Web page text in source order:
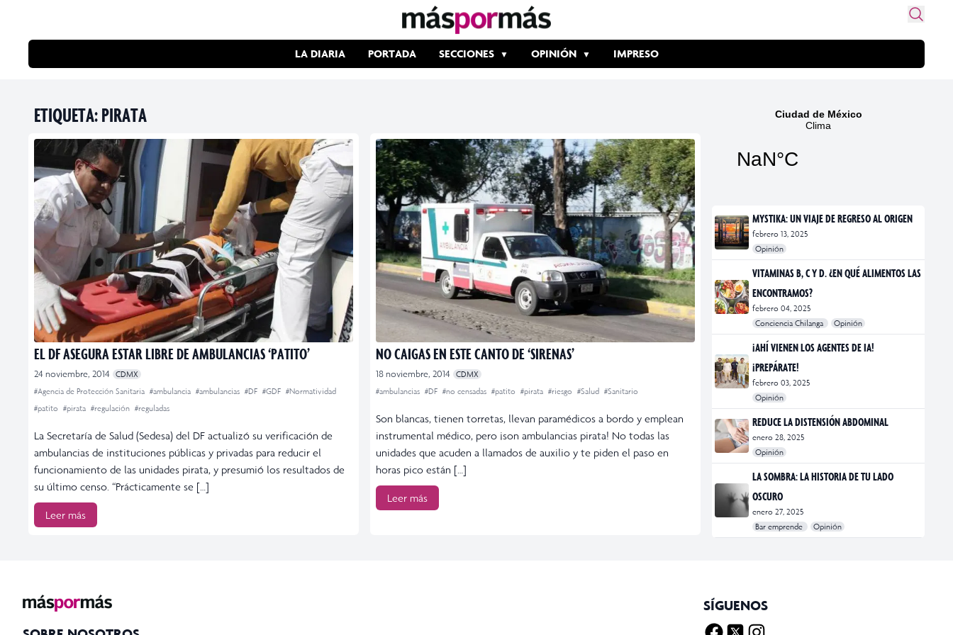
LA DIARIA PORTADA SECCIONES OPINIÓN IMPRESO
ETIQUETA:PIRATA
EL DF ASEGURA ESTAR LIBRE DE AMBULANCIAS ‘PATITO’
24 noviembre, 2014
CDMX
#Agencia de Protección Sanitaria #ambulancia #ambulancias #DF #GDF #Normatividad
#patito #pirata #regulación #reguladas
La Secretaría de Salud (Sedesa) del DF actualizó su verificación de
ambulancias de instituciones públicas y privadas para reducir el
funcionamiento de las unidades pirata, y presumió los resultados de
su último censo. “Prácticamente se […]
Leer más
NO CAIGAS EN ESTE CANTO DE ‘SIRENAS’
18 noviembre, 2014
CDMX
#ambulancias #DF #no censadas #patito #pirata #riesgo #Salud #Sanitario
Son blancas, tienen torretas, llevan paramédicos a bordo y emplean
instrumental médico, pero ¡son ambulancias pirata! No todas las
unidades que acuden a llamados de auxilio y te piden el paso en
horas pico están […]
Leer más
MYSTIKA: UN VIAJE DE REGRESO AL ORIGEN
febrero 13, 2025
Opinión
#exposiciones
#fotografía
VITAMINAS B, C Y D. ¿EN QUÉ ALIMENTOS LAS
ENCONTRAMOS?
febrero 04, 2025
Conciencia Chilanga
Opinión
#bienestar
#Opinión
#Principal
¡AHÍ VIENEN LOS AGENTES DE IA!
¡PREPÁRATE!
febrero 03, 2025
Opinión
#Bar Emprende
#Opinión
#Principal
REDUCE LA DISTENSIÓN ABDOMINAL
enero 28, 2025
Opinión
#bienestar
#Opinión
#Principal
#Salud
LA SOMBRA: LA HISTORIA DE TU LADO
OSCURO
enero 27, 2025
Bar emprende
Opinión
#Bar Emprende
#CDMX
#marketing
SÍGUENOS